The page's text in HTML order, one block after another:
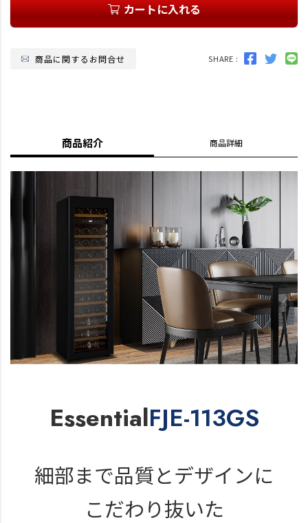
カートに入れる
商品に関するお問合せ SHARE :
商品紹介 商品詳細
EssentialFJE-113GS
細部まで品質とデザインに
こだわり抜いた